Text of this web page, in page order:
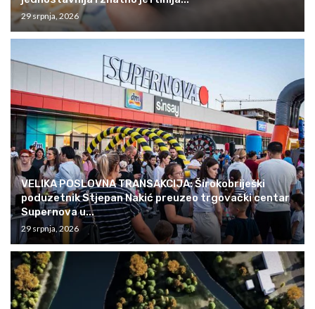
29 srpnja, 2026
VELIKA POSLOVNA TRANSAKCIJA: Širokobriješki
poduzetnik Stjepan Nakić preuzeo trgovački centar
Supernova u...
29 srpnja, 2026